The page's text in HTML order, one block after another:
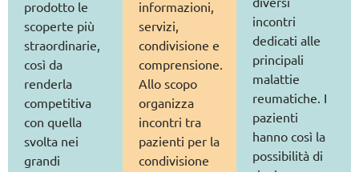
prodotto le
scoperte più
straordinarie,
così da
renderla
competitiva
con quella
svolta nei
grandi
informazioni,
servizi,
condivisione e
comprensione.
Allo scopo
organizza
incontri tra
pazienti per la
condivisione
incontri
dedicati alle
principali
malattie
reumatiche. I
pazienti
hanno così la
possibilità di